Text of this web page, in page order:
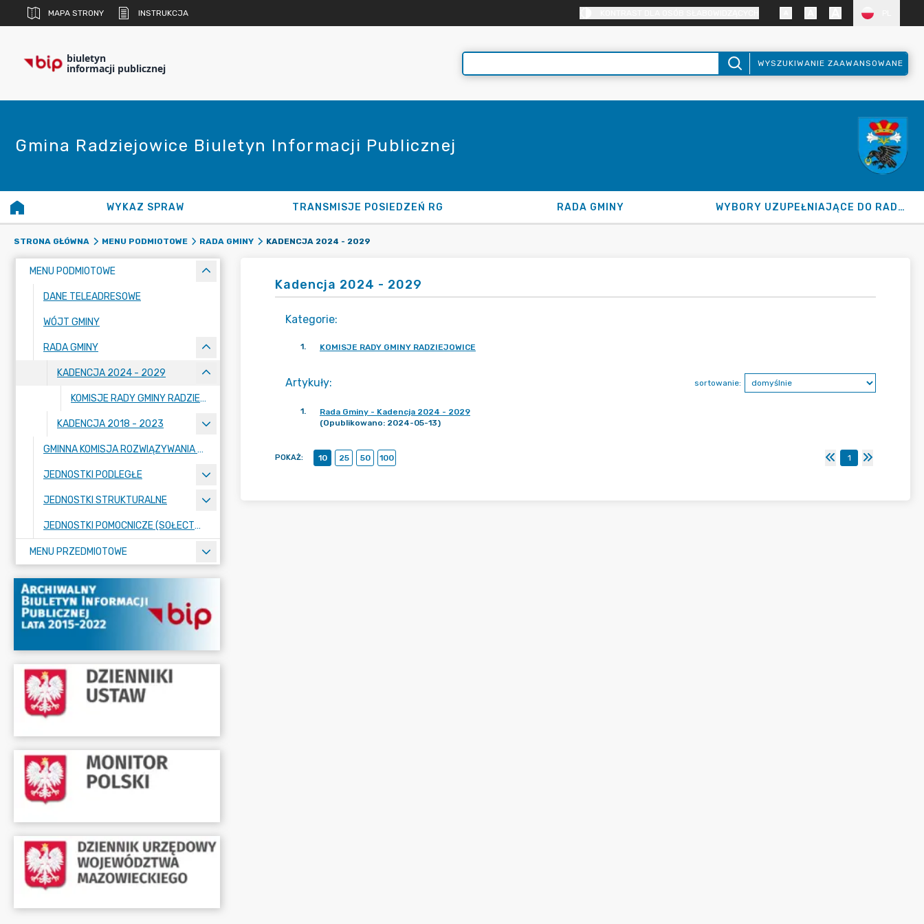
MAPA STRONY INSTRUKCJA
biuletyn
informacji publicznej WYSZUKIWANIE ZAAWANSOWANE
Gmina Radziejowice Biuletyn Informacji Publicznej
WYKAZ SPRAW TRANSMISJE POSIEDZEŃ RG RADA GMINY WYBORY UZUPEŁNIAJĄCE DO RADY GMINY 2026
STRONA GŁÓWNA MENU PODMIOTOWE RADA GMINY KADENCJA 2024 - 2029
MENU PODMIOTOWE
DANE TELEADRESOWE
WÓJT GMINY
RADA GMINY
KADENCJA 2024 - 2029
KOMISJE RADY GMINY RADZIEJOWICE
KADENCJA 2018 - 2023
GMINNA KOMISJA ROZWIĄZYWANIA PROBLEMÓW ALKOHOLOWYCH
JEDNOSTKI PODLEGŁE
JEDNOSTKI STRUKTURALNE
JEDNOSTKI POMOCNICZE (SOŁECTWA)
MENU PRZEDMIOTOWE
Kadencja 2024 - 2029
Kategorie:
1. KOMISJE RADY GMINY RADZIEJOWICE
Artykuły: sortowanie:
1.
Rada Gminy - Kadencja 2024 - 2029
(Opublikowano: 2024-05-13)
POKAŻ: 10 25 50 100 1